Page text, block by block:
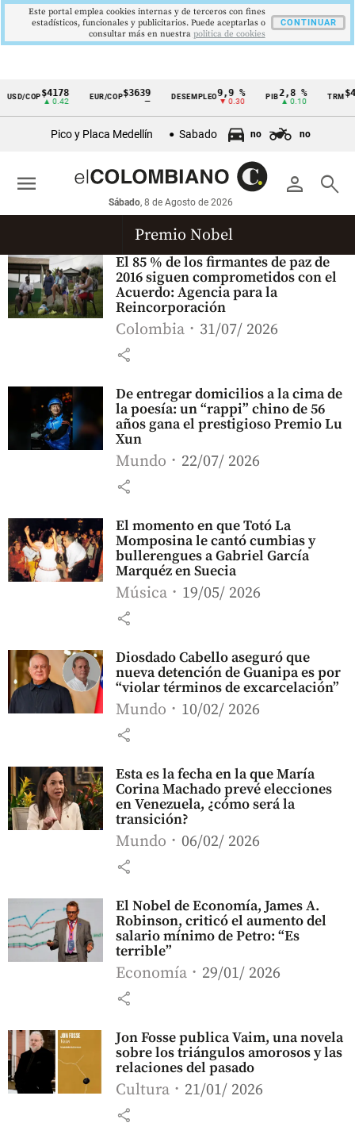
Cintillo
económicos
Colombia
USD/COP$4178
▲ 0.42
EUR/COP$3639
—
DESEMPLEO9,9 %
▼ 0.30
PIB 2,8 %
▲ 0.10
TRM
Pico y Placa Medellín Sabado no no
person search
Sábado, 8 de Agosto de 2026
menu
Premio Nobel
El 85 % de los firmantes de paz de
2016 siguen comprometidos con el
Acuerdo: Agencia para la
Reincorporación
Colombia 31/07/ 2026
share
De entregar domicilios a la cima de
la poesía: un “rappi” chino de 56
años gana el prestigioso Premio Lu
Xun
Mundo 22/07/ 2026
share
El momento en que Totó La
Momposina le cantó cumbias y
bullerengues a Gabriel García
Marquéz en Suecia
Música 19/05/ 2026
share
Diosdado Cabello aseguró que
nueva detención de Guanipa es por
“violar términos de excarcelación”
Mundo 10/02/ 2026
share
Esta es la fecha en la que María
Corina Machado prevé elecciones
en Venezuela, ¿cómo será la
transición?
Mundo 06/02/ 2026
share
El Nobel de Economía, James A.
Robinson, criticó el aumento del
salario mínimo de Petro: “Es
terrible”
Economía 29/01/ 2026
share
Jon Fosse publica Vaim, una novela
sobre los triángulos amorosos y las
relaciones del pasado
Cultura 21/01/ 2026
share
Este portal emplea cookies internas y de terceros con fines
estadísticos, funcionales y publicitarios. Puede aceptarlas o
consultar más en nuestra politica de cookies
CONTINUAR